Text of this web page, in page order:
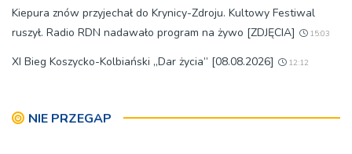
Kiepura znów przyjechał do Krynicy-Zdroju. Kultowy Festiwal
ruszył. Radio RDN nadawało program na żywo [ZDJĘCIA]
15:03
XI Bieg Koszycko-Kolbiański „Dar życia” [08.08.2026] 12:12
NIE PRZEGAP